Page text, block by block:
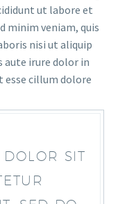
ut labore et
minim veniam, quis
nisi ut aliquip
aute irure dolor in
cillum dolore
DOLOR SIT